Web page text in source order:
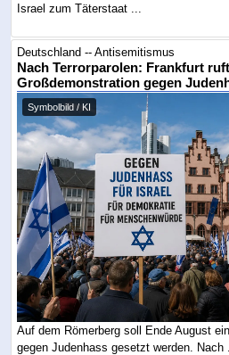
Israel zum Täterstaat ...
Deutschland -- Antisemitismus
Nach Terrorparolen: Frankfurt
Großdemonstration gegen
Symbolbild / KI
Auf dem Römerberg soll Ende August
gegen Judenhass gesetzt werden. Nach